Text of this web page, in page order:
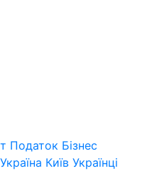
Податок Бізнес
Україна Київ Українці